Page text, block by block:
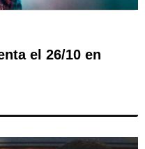
el 26/10 en